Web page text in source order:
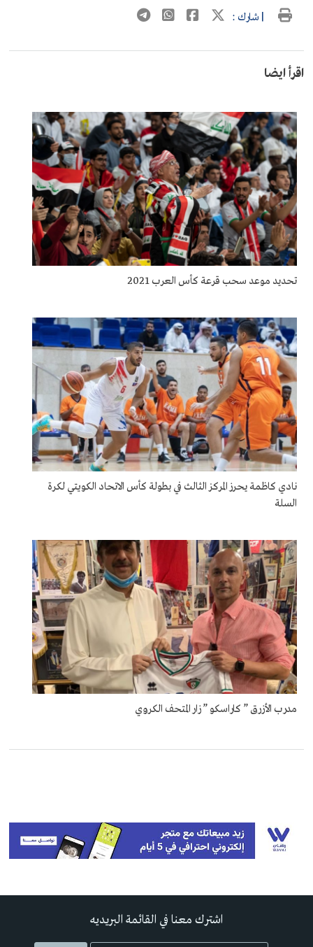
| شارك :
اقرأ ايضا
تحديد موعد سحب قرعة كأس العرب 2021
نادي كاظمة يحرز المركز الثالث في بطولة كأس الاتحاد الكويتي لكرة
السلة
مدرب الأزرق ” كاراسكو ” زار المتحف الكروي
اشترك معنا في القائمة البريديه